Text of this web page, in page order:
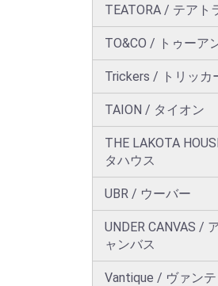
TEATORA / テアト
TO&CO / トゥーア
Trickers / トリッカ
TAION / タイオン
THE LAKOTA
タハウス
UBR / ウーバー
UNDER CANVAS /
ャンバス
Vantique / ヴァンテ